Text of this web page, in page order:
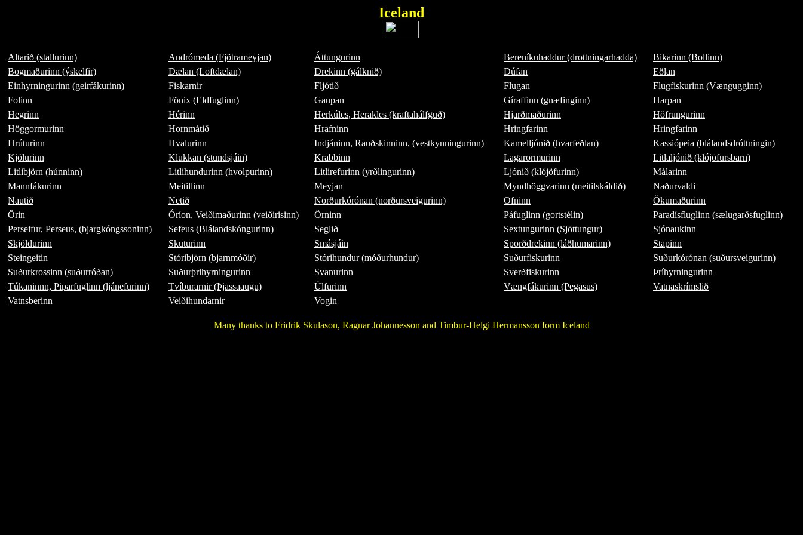
Iceland
Altarið (stallurinn) Andrómeda (Fjötrameyjan) Áttungurinn Bereníkuhaddur (drottningarhadda)
Bikarinn (Bollinn)
Bogmaðurinn (ýskelfir)
Dælan (Loftdælan) Drekinn (gálknið) Dúfan
Eðlan
Einhyrningurinn (geirfákurinn)
Fiskarnir Fljótið Flugan
Flugfiskurinn (Vængugginn)
Folinn
Fönix (Eldfuglinn) Gaupan Gíraffinn (gnæfinginn)
Harpan
Hegrinn
Hérinn Herkúles, Herakles (kraftahálfguð) Hjarðmaðurinn
Höfrungurinn
Höggormurinn
Hornmátið Hrafninn Hringfarinn
Hringfarinn
Hrúturinn
Hvalurinn Indjáninn, Rauðskinninn, (vestkynningurinn) Kamelljónið (hvarfeðlan)
Kassiópeia (blálandsdróttningin)
Kjölurinn
Klukkan (stundsjáin) Krabbinn Lagarormurinn
Litlaljónið (klójöfursbarn)
Litlibjörn (húnninn)
Litlihundurinn (hvolpurinn) Litlirefurinn (yrðlingurinn) Ljónið (klójöfurinn)
Málarinn
Mannfákurinn
Meitillinn Meyjan Myndhöggvarinn (meitilskáldið)
Naðurvaldi
Nautið
Netið Norðurkórónan (norðursveigurinn) Ofninn
Ökumaðurinn
Örin
Óríon, Veiðimaðurinn (veiðirisinn) Örninn Páfuglinn (gortstélin)
Paradísfluglinn (sælugarðsfuglinn)
Perseifur, Perseus, (bjargkóngssoninn)
Sefeus (Blálandskóngurinn) Seglið Sextungurinn (Sjöttungur)
Sjónaukinn
Skjöldurinn
Skuturinn Smásjáin Sporðdrekinn (láðhumarinn)
Stapinn
Steingeitin
Stóribjörn (bjarnmóðir) Stórihundur (móðurhundur) Suðurfiskurinn
Suðurkórónan (suðursveigurinn)
Suðurkrossinn (suðurróðan)
Suðurþrihyrningurinn Svanurinn Sverðfiskurinn
Þríhyrningurinn
Túkaninnn, Piparfuglinn (ljánefurinn)
Tvíburarnir (Þjassaaugu) Úlfurinn Vængfákurinn (Pegasus)
Vatnaskrímslið
Vatnsberinn
Veiðihundarnir Vogin
Many thanks to Fridrik Skulason, Ragnar Johannesson and Timbur-Helgi Hermansson form Iceland